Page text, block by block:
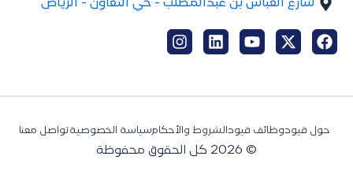
شارع العباس بن عبدالمطلب - حي التعاون - الرياض
حول قيودوظائف قيود الشروط والأحكامسياسة الخصوصيةتواصل معنا
© 2026 كل الحقوق محفوظة